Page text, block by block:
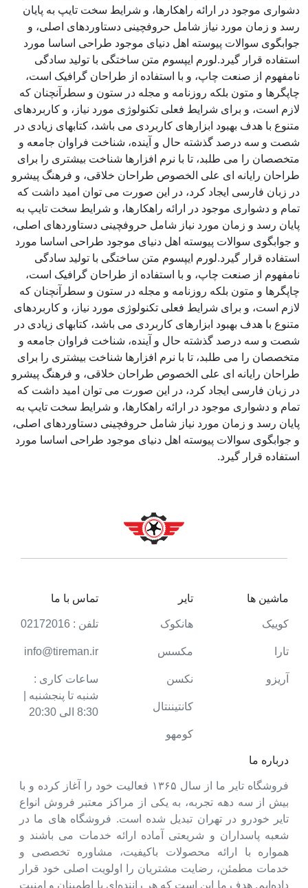
دشواری موجود در ارائه راهکارها، و شرایط سخت تایپ به پایان
رسد و زمان مورد نیاز شامل حروفچینی دستاوردهای اصلی، و
جوابگوی سوالات پیوسته اهل دنیای موجود طراحی اساسا مورد
استفاده قرار گیرد.لورم ایپسوم متن ساختگی با تولید سادگی
نامفهوم از صنعت چاپ، و با استفاده از طراحان گرافیک است،
چاپگرها و متون بلکه روزنامه و مجله در ستون و سطرآنچنان که
لازم است، و برای شرایط فعلی تکنولوژی مورد نیاز، و کاربردهای
متنوع با هدف بهبود ابزارهای کاربردی می باشد، کتابهای زیادی در
شصت و سه درصد گذشته حال و آینده، شناخت فراوان جامعه و
متخصصان را می طلبد، تا با نرم افزارها شناخت بیشتری را برای
طراحان رایانه ای علی الخصوص طراحان خلاقی، و فرهنگ پیشرو
در زبان فارسی ایجاد کرد، در این صورت می توان امید داشت که
تمام و دشواری موجود در ارائه راهکارها، و شرایط سخت تایپ به
پایان رسد و زمان مورد نیاز شامل حروفچینی دستاوردهای اصلی،
و جوابگوی سوالات پیوسته اهل دنیای موجود طراحی اساسا مورد
استفاده قرار گیرد.لورم ایپسوم متن ساختگی با تولید سادگی
نامفهوم از صنعت چاپ، و با استفاده از طراحان گرافیک است،
چاپگرها و متون بلکه روزنامه و مجله در ستون و سطرآنچنان که
لازم است، و برای شرایط فعلی تکنولوژی مورد نیاز، و کاربردهای
متنوع با هدف بهبود ابزارهای کاربردی می باشد، کتابهای زیادی در
شصت و سه درصد گذشته حال و آینده، شناخت فراوان جامعه و
متخصصان را می طلبد، تا با نرم افزارها شناخت بیشتری را برای
طراحان رایانه ای علی الخصوص طراحان خلاقی، و فرهنگ پیشرو
در زبان فارسی ایجاد کرد، در این صورت می توان امید داشت که
تمام و دشواری موجود در ارائه راهکارها، و شرایط سخت تایپ به
پایان رسد و زمان مورد نیاز شامل حروفچینی دستاوردهای اصلی،
و جوابگوی سوالات پیوسته اهل دنیای موجود طراحی اساسا مورد
استفاده قرار گیرد.
درباره ما
فروشگاه تایر ما از سال ۱۳۶۵ فعالیت خود را آغاز کرده و با
بیش از سه دهه تجربه، به یکی از مراکز معتبر فروش انواع
تایر خودرو در تهران تبدیل شده است. فروشگاه های ما در
شعبه پاسداران و شریعتی آماده ارائه خدمات می باشند و
همواره با ارائه محصولات باکیفیت، مشاوره تخصصی و
خدمات مطمئن، رضایت مشتریان را اولویت اصلی خود قرار
داده‌ایم. هدف ما این است که هر راننده‌ای با اطمینان و امنیت
ماشین ها
کوییک
تارا
آریزو
تایر
هانکوک
مکسس
نکسن
کانتیننتال
کومهو
تماس با ما
تلفن : 02172016
info@tireman.ir
ساعات کاری :
شنبه تا پنجشنبه |
8:30 الی 20:30